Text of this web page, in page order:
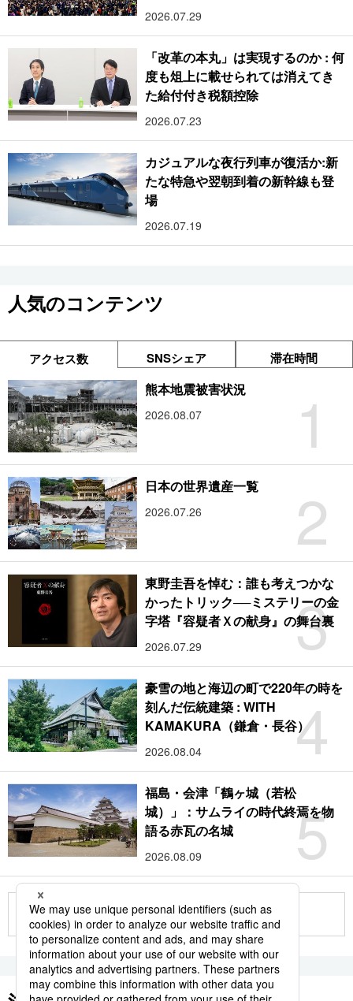
2026.07.29
「改革の本丸」は実現するのか : 何
度も俎上に載せられては消えてき
た給付付き税額控除
2026.07.23
カジュアルな夜行列車が復活か:新
たな特急や翌朝到着の新幹線も登
場
2026.07.19
人気のコンテンツ
アクセス数 SNSシェア 滞在時間
1
熊本地震被害状況
2026.08.07
2
日本の世界遺産一覧
2026.07.26
3
東野圭吾を悼む：誰も考えつかな
かったトリック──ミステリーの金
字塔『容疑者Ｘの献身』の舞台裏
2026.07.29
4
豪雪の地と海辺の町で220年の時を
刻んだ伝統建築 : WITH
KAMAKURA（鎌倉・長谷）
2026.08.04
5
福島・会津「鶴ヶ城（若松
城）」：サムライの時代終焉を物
語る赤瓦の名城
2026.08.09
もっと見る